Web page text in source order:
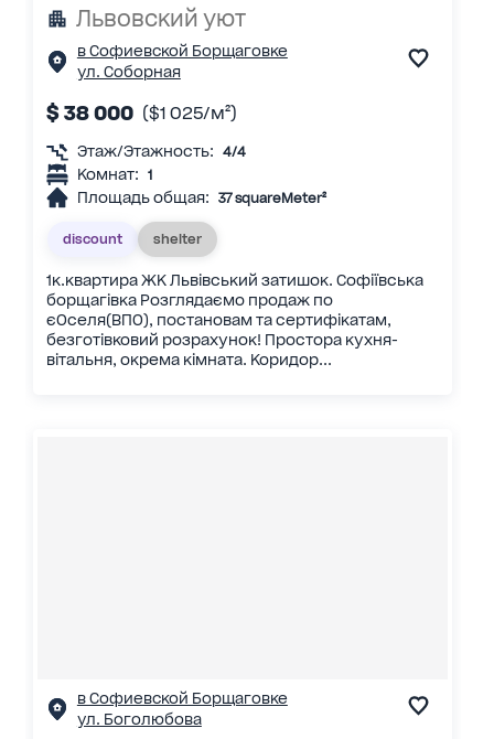
Львовский уют
в Софиевской Борщаговке
ул. Соборная
$ 38 000 ($1 025/м²)
Этаж/Этажность: 4/4
Комнат: 1
Площадь общая: 37 squareMeter²
discount shelter
1к.квартира ЖК Львівський затишок. Софіївська
борщагівка Розглядаємо продаж по
єОселя(ВПО), постановам та сертифікатам,
безготівковий розрахунок! Простора кухня-
вітальня, окрема кімната. Коридор...
в Софиевской Борщаговке
ул. Боголюбова